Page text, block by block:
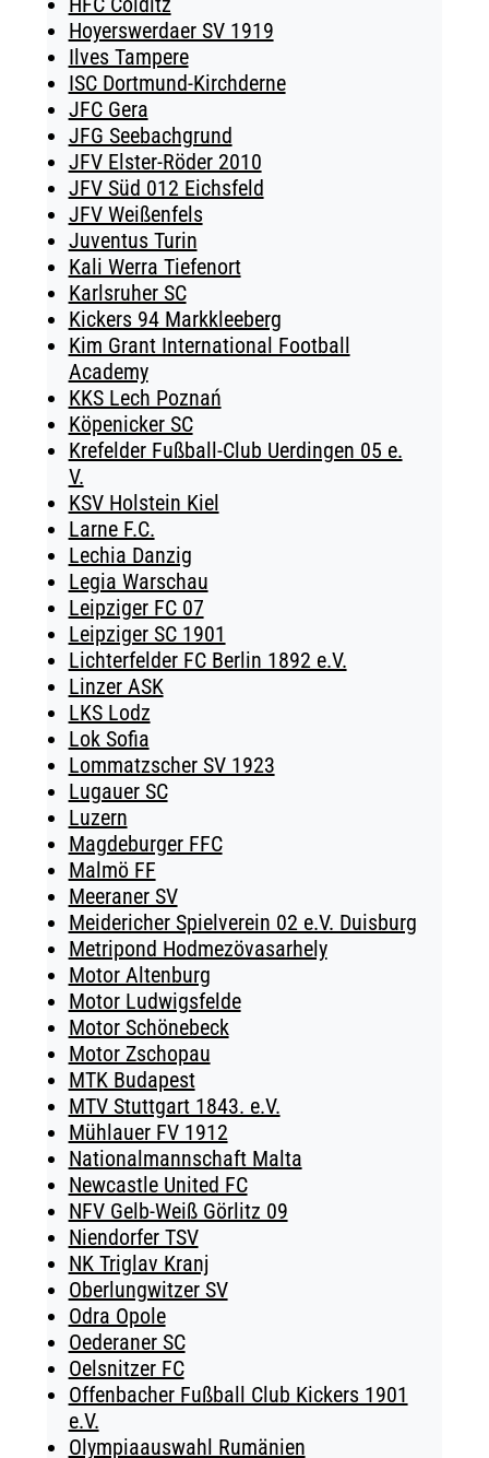
Hoyerswerdaer SV 1919
Ilves Tampere
ISC Dortmund-Kirchderne
JFC Gera
JFG Seebachgrund
JFV Elster-Röder 2010
JFV Süd 012 Eichsfeld
JFV Weißenfels
Juventus Turin
Kali Werra Tiefenort
Karlsruher SC
Kickers 94 Markkleeberg
Kim Grant International Football
Academy
KKS Lech Poznań
Köpenicker SC
Krefelder Fußball-Club Uerdingen 05 e.
V.
KSV Holstein Kiel
Larne F.C.
Lechia Danzig
Legia Warschau
Leipziger FC 07
Leipziger SC 1901
Lichterfelder FC Berlin 1892 e.V.
Linzer ASK
LKS Lodz
Lok Sofia
Lommatzscher SV 1923
Lugauer SC
Luzern
Magdeburger FFC
Malmö FF
Meeraner SV
Meidericher Spielverein 02 e.V. Duisburg
Metripond Hodmezövasarhely
Motor Altenburg
Motor Ludwigsfelde
Motor Schönebeck
Motor Zschopau
MTK Budapest
MTV Stuttgart 1843. e.V.
Mühlauer FV 1912
Nationalmannschaft Malta
Newcastle United FC
NFV Gelb-Weiß Görlitz 09
Niendorfer TSV
NK Triglav Kranj
Oberlungwitzer SV
Odra Opole
Oederaner SC
Oelsnitzer FC
Offenbacher Fußball Club Kickers 1901
e.V.
Olympiaauswahl Rumänien